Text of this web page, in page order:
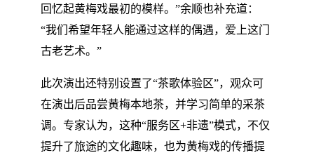
回忆起黄梅戏最初的模样。”余顺也补充道：
“我们希望年轻人能通过这样的偶遇，爱上这门
古老艺术。”
此次演出还特别设置了“茶歌体验区”，观众可
在演出后品尝黄梅本地茶，并学习简单的采茶
调。专家认为，这种“服务区+非遗”模式，不仅
提升了旅途的文化趣味，也为黄梅戏的传播提